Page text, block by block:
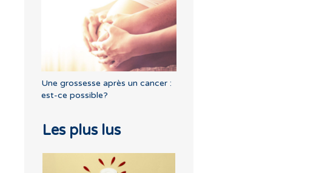
Une grossesse après un cancer :
est-ce possible?
Les plus lus